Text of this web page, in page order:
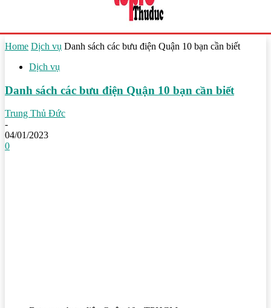
Home Dịch vụ Danh sách các bưu điện Quận 10 bạn cần biết
Dịch vụ
Danh sách các bưu điện Quận 10 bạn cần biết
Trung Thủ Đức
-
04/01/2023
0